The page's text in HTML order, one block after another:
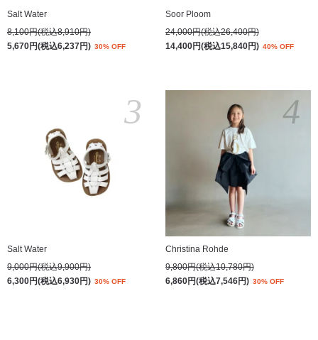
Salt Water
8,100円(税込8,910円)
5,670円(税込6,237円) 30% OFF
Soor Ploom
24,000円(税込26,400円)
14,400円(税込15,840円) 40% OFF
Salt Water
9,000円(税込9,900円)
6,300円(税込6,930円) 30% OFF
3
Christina Rohde
9,800円(税込10,780円)
6,860円(税込7,546円) 30% OFF
4